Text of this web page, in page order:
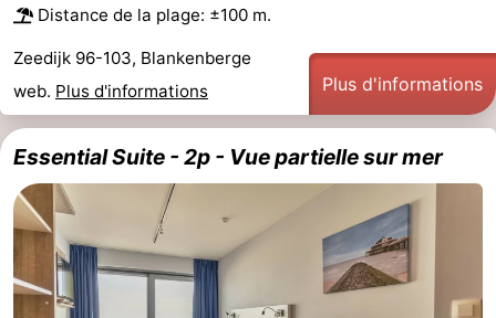
Gand
-
Ypres
La
côte
-
Nature
Het
Zwin
-
Knokke-
Heist
-
Blankenberge
-
Wenduine
Distance de la plage: ±100 m.
Zeedijk 96-103, Blankenberge
web. Plus d'informations Plus d'informations
Essential Suite - 2p - Vue partielle sur mer